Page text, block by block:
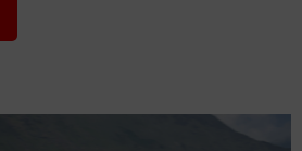
do IRS 2026